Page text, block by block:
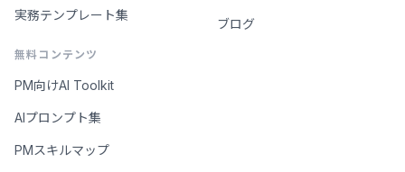
実務テンプレート集
無料コンテンツ
PM向けAI Toolkit
AIプロンプト集
PMスキルマップ
ブログ